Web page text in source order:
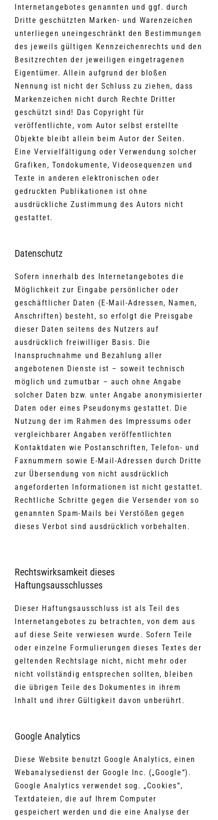
Internetangebotes genannten und ggf. durch
Dritte geschützten Marken- und Warenzeichen
unterliegen uneingeschränkt den Bestimmungen
des jeweils gültigen Kennzeichenrechts und den
Besitzrechten der jeweiligen eingetragenen
Eigentümer. Allein aufgrund der bloßen
Nennung ist nicht der Schluss zu ziehen, dass
Markenzeichen nicht durch Rechte Dritter
geschützt sind! Das Copyright für
veröffentlichte, vom Autor selbst erstellte
Objekte bleibt allein beim Autor der Seiten.
Eine Vervielfältigung oder Verwendung solcher
Grafiken, Tondokumente, Videosequenzen und
Texte in anderen elektronischen oder
gedruckten Publikationen ist ohne
ausdrückliche Zustimmung des Autors nicht
gestattet.
Datenschutz
Sofern innerhalb des Internetangebotes die
Möglichkeit zur Eingabe persönlicher oder
geschäftlicher Daten (E-Mail-Adressen, Namen,
Anschriften) besteht, so erfolgt die Preisgabe
dieser Daten seitens des Nutzers auf
ausdrücklich freiwilliger Basis. Die
Inanspruchnahme und Bezahlung aller
angebotenen Dienste ist – soweit technisch
möglich und zumutbar – auch ohne Angabe
solcher Daten bzw. unter Angabe anonymisierter
Daten oder eines Pseudonyms gestattet. Die
Nutzung der im Rahmen des Impressums oder
vergleichbarer Angaben veröffentlichten
Kontaktdaten wie Postanschriften, Telefon- und
Faxnummern sowie E-Mail-Adressen durch Dritte
zur Übersendung von nicht ausdrücklich
angeforderten Informationen ist nicht gestattet.
Rechtliche Schritte gegen die Versender von so
genannten Spam-Mails bei Verstößen gegen
dieses Verbot sind ausdrücklich vorbehalten.
Rechtswirksamkeit dieses
Haftungsausschlusses
Dieser Haftungsausschluss ist als Teil des
Internetangebotes zu betrachten, von dem aus
auf diese Seite verwiesen wurde. Sofern Teile
oder einzelne Formulierungen dieses Textes der
geltenden Rechtslage nicht, nicht mehr oder
nicht vollständig entsprechen sollten, bleiben
die übrigen Teile des Dokumentes in ihrem
Inhalt und ihrer Gültigkeit davon unberührt.
Google Analytics
Diese Website benutzt Google Analytics, einen
Webanalysedienst der Google Inc. („Google“).
Google Analytics verwendet sog. „Cookies“,
Textdateien, die auf Ihrem Computer
gespeichert werden und die eine Analyse der